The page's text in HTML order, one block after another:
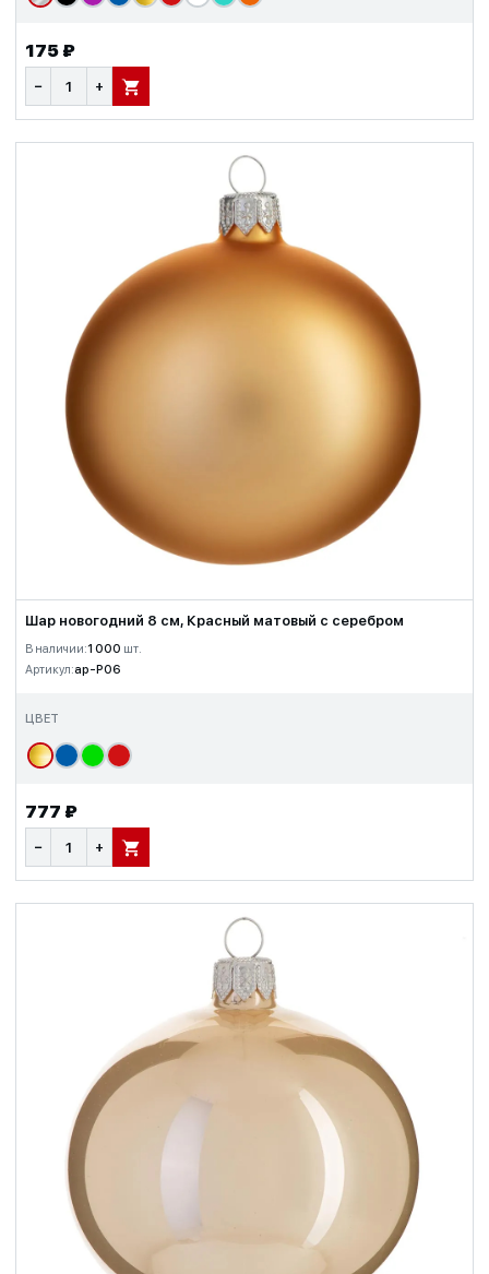
175 ₽
− + В КОРЗИНУ
Шар новогодний 8 см, Красный матовый с серебром
В наличии:1 000 шт.
Артикул:ap-P06
ЦВЕТ
777 ₽
− + В КОРЗИНУ